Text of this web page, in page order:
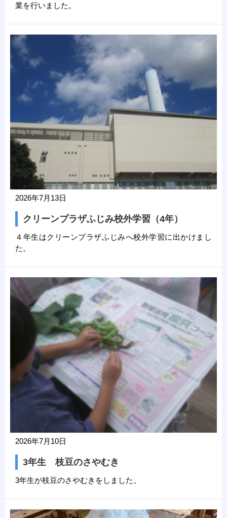
業を行いました。
2026年7月13日
クリーンプラザふじみ校外学習（4年）
４年生はクリーンプラザふじみへ校外学習に出かけまし
た。
2026年7月10日
3年生 枝豆のさやむき
3年生が枝豆のさやむきをしました。